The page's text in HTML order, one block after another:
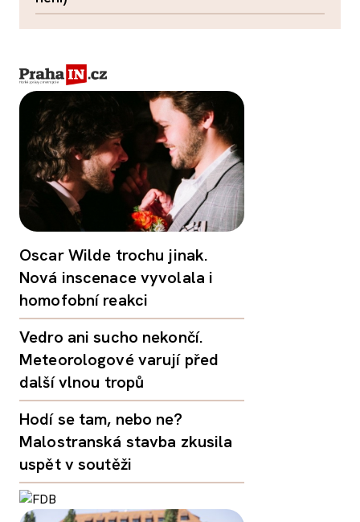
Oscar Wilde trochu jinak.
Nová inscenace vyvolala i
homofobní reakci
Vedro ani sucho nekončí.
Meteorologové varují před
další vlnou tropů
Hodí se tam, nebo ne?
Malostranská stavba zkusila
uspět v soutěži